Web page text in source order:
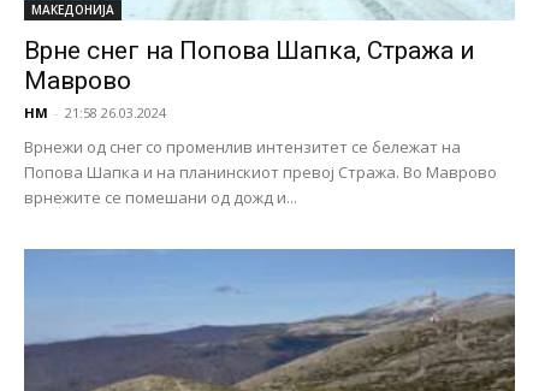
МАКЕДОНИЈА
Врне снег на Попова Шапка, Стража и
Маврово
НМ - 21:58 26.03.2024
Врнежи од снег со променлив интензитет се бележат на
Попова Шапка и на планинскиот превој Стража. Во Маврово
врнежите се помешани од дожд и...